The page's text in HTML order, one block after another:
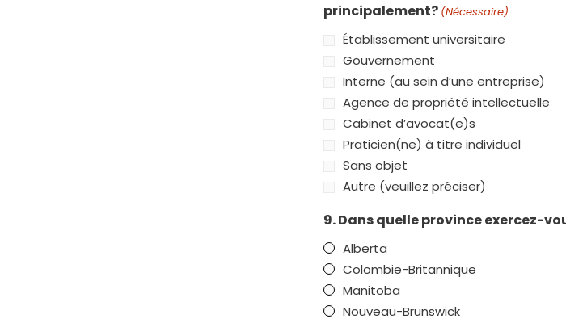
principalement? (Nécessaire)
Établissement universitaire
Gouvernement
Interne (au sein d’une entreprise)
Agence de propriété intellectuelle
Cabinet d’avocat(e)s
Praticien(ne) à titre individuel
Sans objet
Autre (veuillez préciser)
9. Dans quelle province exercez-
Alberta
Colombie-Britannique
Manitoba
Nouveau-Brunswick